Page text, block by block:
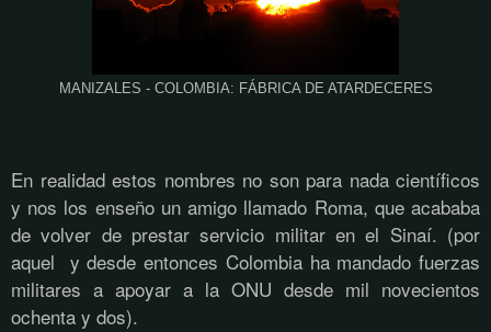
MANIZALES - COLOMBIA: FÁBRICA DE ATARDECERES
En realidad estos nombres no son para nada científicos
y nos los enseño un amigo llamado Roma, que acababa
de volver de prestar servicio militar en el Sinaí. (por
aquel y desde entonces Colombia ha mandado fuerzas
militares a apoyar a la ONU desde mil novecientos
ochenta y dos).